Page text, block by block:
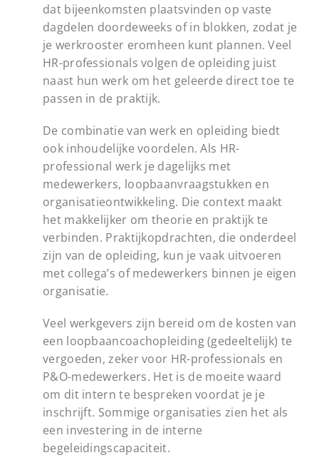
dat bijeenkomsten plaatsvinden op vaste
dagdelen doordeweeks of in blokken, zodat je
je werkrooster eromheen kunt plannen. Veel
HR-professionals volgen de opleiding juist
naast hun werk om het geleerde direct toe te
passen in de praktijk.
De combinatie van werk en opleiding biedt
ook inhoudelijke voordelen. Als HR-
professional werk je dagelijks met
medewerkers, loopbaanvraagstukken en
organisatieontwikkeling. Die context maakt
het makkelijker om theorie en praktijk te
verbinden. Praktijkopdrachten, die onderdeel
zijn van de opleiding, kun je vaak uitvoeren
met collega’s of medewerkers binnen je eigen
organisatie.
Veel werkgevers zijn bereid om de kosten van
een loopbaancoachopleiding (gedeeltelijk) te
vergoeden, zeker voor HR-professionals en
P&O-medewerkers. Het is de moeite waard
om dit intern te bespreken voordat je je
inschrijft. Sommige organisaties zien het als
een investering in de interne
begeleidingscapaciteit.